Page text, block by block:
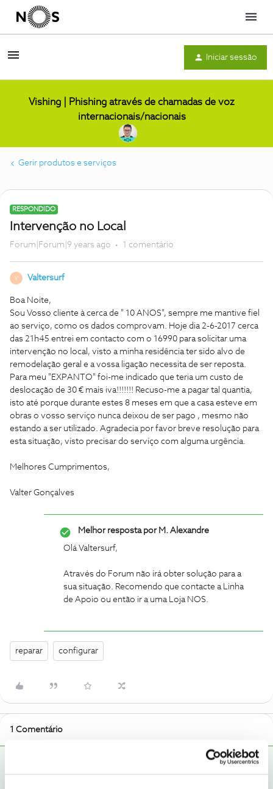
Menu
Iniciar sessão
Vishing | Phishing através de chamadas de voz
internacionais/nacionais
Gerir produtos e serviços
RESPONDIDO
Intervenção no Local
Forum|Forum|9 years ago 1 comentário
V Valtersurf
Boa Noite,
Sou Vosso cliente à cerca de " 10 ANOS", sempre me mantive fiel
ao serviço, como os dados comprovam. Hoje dia 2-6-2017 cerca
das 21h45 entrei em contacto com o 16990 para solicitar uma
intervenção no local, visto a minha residência ter sido alvo de
remodelação geral e a vossa ligação necessita de ser reposta.
Para meu "EXPANTO" foi-me indicado que teria um custo de
deslocação de 30 € mais iva!!!!!!! Recuso-me a pagar tal quantia,
isto até porque durante estes 8 meses em que a casa esteve em
obras o vosso serviço nunca deixou de ser pago , mesmo não
estando a ser utilizado. Agradecia por favor breve resolução para
esta situação, visto precisar do serviço com alguma urgência.
Melhores Cumprimentos,
Valter Gonçalves
Melhor resposta porM. Alexandre
Olá Valtersurf,
Através do Forum não irá obter solução para a
sua situação. Recomendo que contacte a Linha
de Apoio ou então ir a uma Loja NOS.
reparar configurar
1 Comentário
Forum|Forum|9 years ago